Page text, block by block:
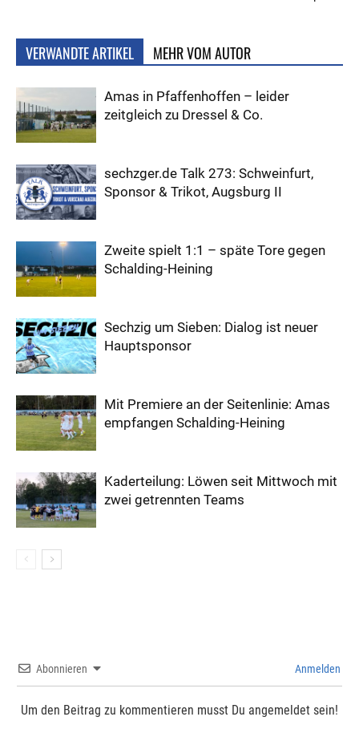
VERWANDTE ARTIKEL MEHR VOM AUTOR
Amas in Pfaffenhoffen – leider
zeitgleich zu Dressel & Co.
sechzger.de Talk 273: Schweinfurt,
Sponsor & Trikot, Augsburg II
Zweite spielt 1:1 – späte Tore gegen
Schalding-Heining
Sechzig um Sieben: Dialog ist neuer
Hauptsponsor
Mit Premiere an der Seitenlinie: Amas
empfangen Schalding-Heining
Kaderteilung: Löwen seit Mittwoch mit
zwei getrennten Teams
Abonnieren Anmelden
Um den Beitrag zu kommentieren musst Du angemeldet sein!